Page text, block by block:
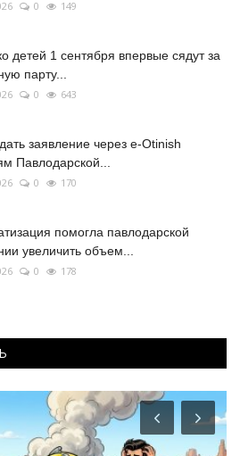
0 149
детей 1 сентября впервые сядут за
парту...
0 643
заявление через e-Otinish
Павлодарской...
0 170
помогла павлодарской
увеличить объем...
0 178